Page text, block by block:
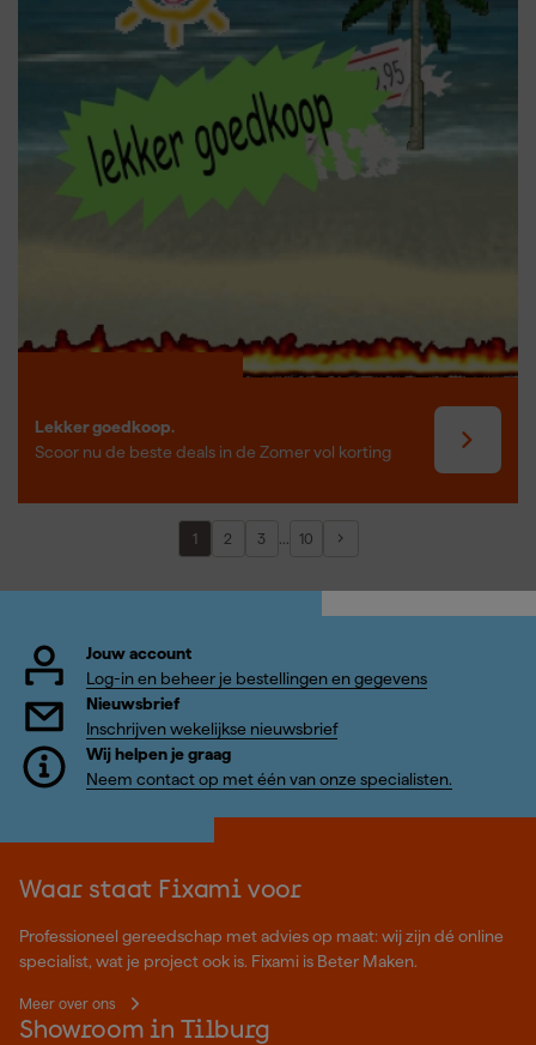
Lekker goedkoop.
Scoor nu de beste deals in de Zomer vol korting
1 2 3 ... 10
Jouw account
Log-in en beheer je bestellingen en gegevens
Nieuwsbrief
Inschrijven wekelijkse nieuwsbrief
Wij helpen je graag
Neem contact op met één van onze specialisten.
Waar staat Fixami voor
Professioneel gereedschap met advies op maat: wij zijn dé online
specialist, wat je project ook is. Fixami is Beter Maken.
Meer over ons
Showroom in Tilburg